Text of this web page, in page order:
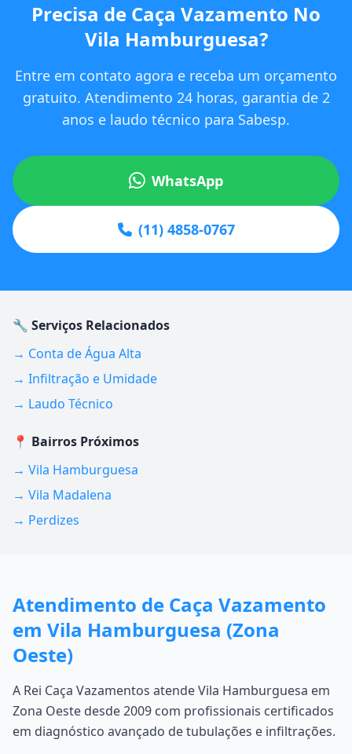
Precisa de Caça Vazamento No
Vila Hamburguesa?
Entre em contato agora e receba um orçamento
gratuito. Atendimento 24 horas, garantia de 2
anos e laudo técnico para Sabesp.
WhatsApp
(11) 4858-0767
🔧 Serviços Relacionados
→ Conta de Água Alta
→ Infiltração e Umidade
→ Laudo Técnico
📍 Bairros Próximos
→ Vila Hamburguesa
→ Vila Madalena
→ Perdizes
Atendimento de Caça Vazamento
em Vila Hamburguesa (Zona
Oeste)
A Rei Caça Vazamentos atende Vila Hamburguesa em
Zona Oeste desde 2009 com profissionais certificados
em diagnóstico avançado de tubulações e infiltrações.